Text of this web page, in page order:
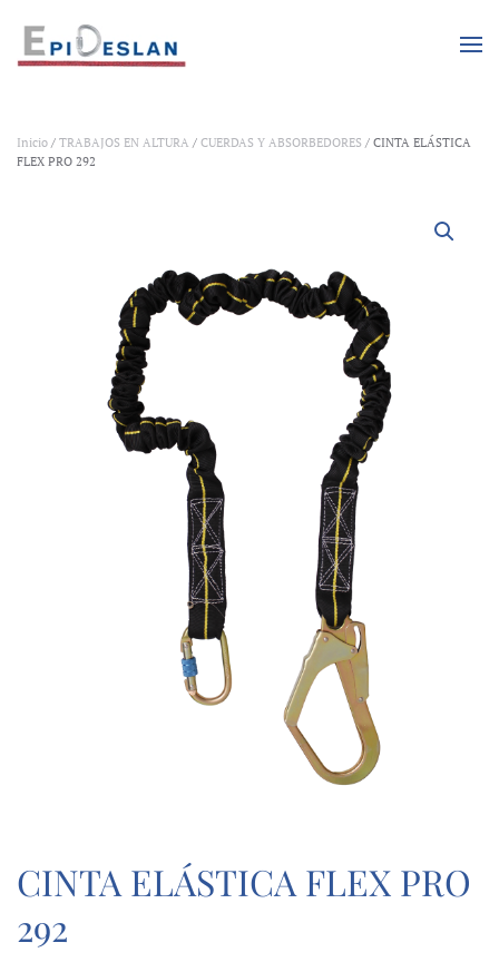
Skip to main content
Inicio / TRABAJOS EN ALTURA / CUERDAS Y ABSORBEDORES / CINTA ELÁSTICA
FLEX PRO 292
CINTA ELÁSTICA FLEX PRO
292